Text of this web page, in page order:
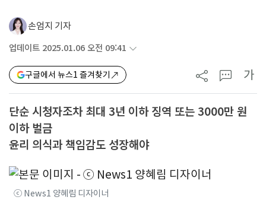
손엄지 기자
업데이트 2025.01.06 오전 09:41
구글에서 뉴스1 즐겨찾기 가
단순 시청자조차 최대 3년 이하 징역 또는 3000만 원
이하 벌금
윤리 의식과 책임감도 성장해야
ⓒ News1 양혜림 디자이너